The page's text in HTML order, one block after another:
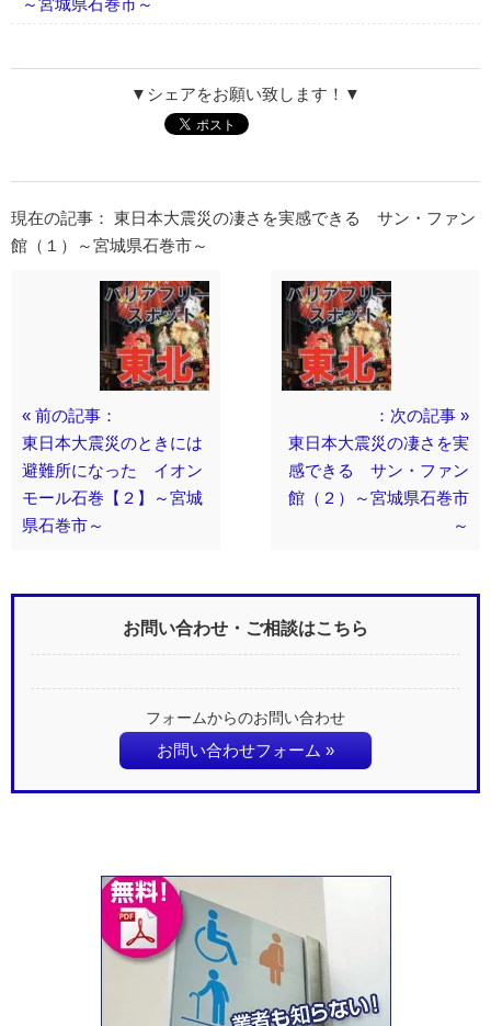
▼シェアをお願い致します！▼
現在の記事： 東日本大震災の凄さを実感できる サン・ファン
館（１）～宮城県石巻市～
« 前の記事：
東日本大震災のときには
避難所になった イオン
モール石巻【２】～宮城
県石巻市～
：次の記事 »
東日本大震災の凄さを実
感できる サン・ファン
館（２）～宮城県石巻市
～
お問い合わせ・ご相談はこちら
フォームからのお問い合わせ
お問い合わせフォーム »